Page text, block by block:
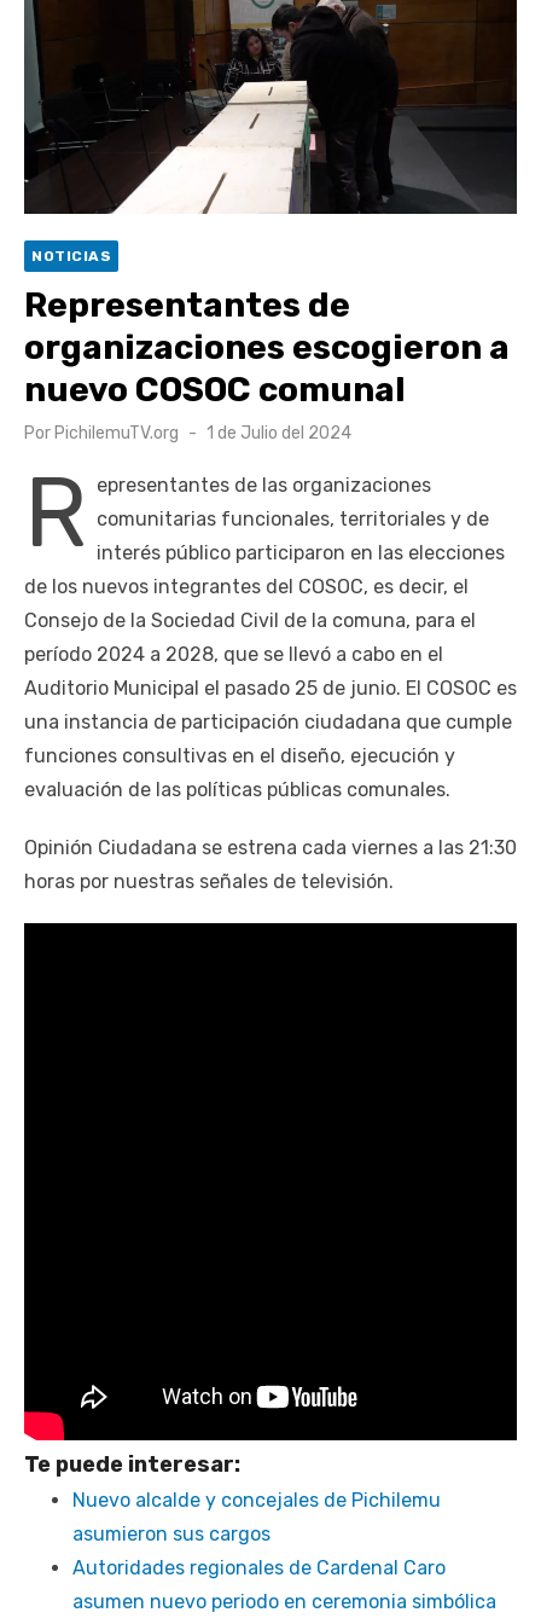
Retrospectiva 2026 | Capítulo 03: lessons on flight – Cecilia
Araneda
Cantor Popular Raúl Acevedo celebra 50 años de carrera en
Pichilemu
Cóctel de Sábado: Sistema frontal en Pichilemu junto al
alcalde Roberto Córdova
esterilización de mascotas
NOTICIAS
Representantes de
organizaciones escogieron a
nuevo COSOC comunal
Por PichilemuTV.org
Publicado
1 de Julio del 2024
R
epresentantes de las organizaciones
comunitarias funcionales, territoriales y de
interés público participaron en las elecciones
de los nuevos integrantes del COSOC, es decir, el
Consejo de la Sociedad Civil de la comuna, para el
período 2024 a 2028, que se llevó a cabo en el
Auditorio Municipal el pasado 25 de junio. El COSOC es
una instancia de participación ciudadana que cumple
funciones consultivas en el diseño, ejecución y
evaluación de las políticas públicas comunales.
Opinión Ciudadana se estrena cada viernes a las 21:30
horas por nuestras señales de televisión.
Te puede interesar:
Nuevo alcalde y concejales de Pichilemu
asumieron sus cargos
Autoridades regionales de Cardenal Caro
asumen nuevo periodo en ceremonia simbólica